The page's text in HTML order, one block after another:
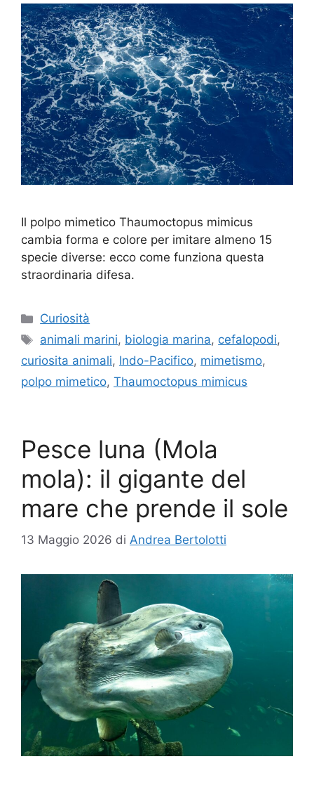
Il polpo mimetico Thaumoctopus mimicus
cambia forma e colore per imitare almeno 15
specie diverse: ecco come funziona questa
straordinaria difesa.
Categorie
Curiosità
Tag
animali marini, biologia marina, cefalopodi,
curiosita animali, Indo-Pacifico, mimetismo,
polpo mimetico, Thaumoctopus mimicus
Pesce luna (Mola
mola): il gigante del
mare che prende il sole
13 Maggio 2026 di Andrea Bertolotti